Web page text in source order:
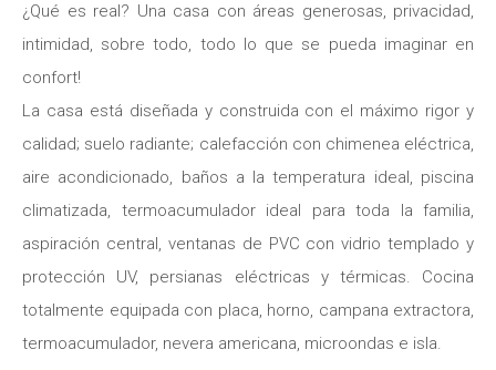
¿Qué es real? Una casa con áreas generosas, privacidad,
intimidad, sobre todo, todo lo que se pueda imaginar en
confort!
La casa está diseñada y construida con el máximo rigor y
calidad; suelo radiante; calefacción con chimenea eléctrica,
aire acondicionado, baños a la temperatura ideal, piscina
climatizada, termoacumulador ideal para toda la familia,
aspiración central, ventanas de PVC con vidrio templado y
protección UV, persianas eléctricas y térmicas. Cocina
totalmente equipada con placa, horno, campana extractora,
termoacumulador, nevera americana, microondas e isla.